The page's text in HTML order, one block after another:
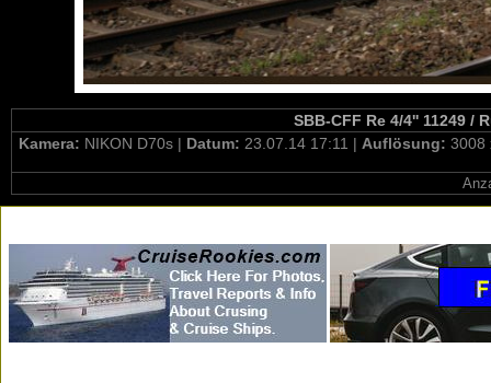
SBB-CFF Re 4/4'' 11249 /
Kamera: NIKON D70s | Datum: 23.07.14 17:11 | Auflösung: 3008